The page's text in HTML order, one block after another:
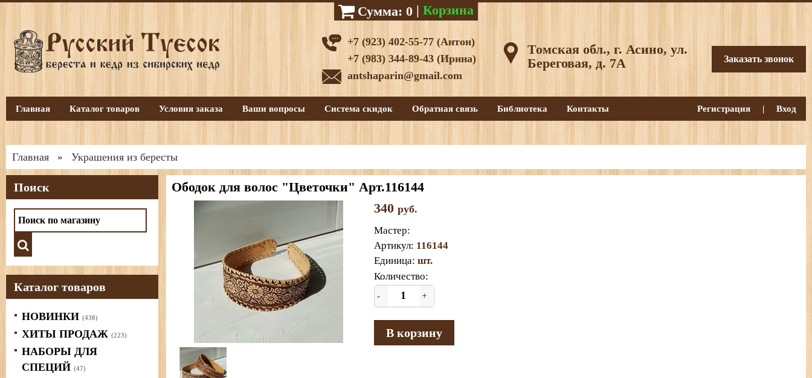
Сумма: 0 | Корзина
Главная Каталог товаров Условия заказа Ваши вопросы Система скидок Обратная связь Библиотека Контакты Регистрация | Вход
+7 (923) 402-55-77 (Антон)
+7 (983) 344-89-43 (Ирина)
antshaparin@gmail.com
Томская обл., г. Асино, ул.
Береговая, д. 7А
Заказать звонок
Главная » Украшения из бересты
Ободок для волос "Цветочки" Арт.116144
340 руб.
Мастер:
Артикул: 116144
Единица: шт.
Количество:
- +
В корзину
Поиск
Каталог товаров
НОВИНКИ (430)
ХИТЫ ПРОДАЖ (223)
НАБОРЫ ДЛЯ
СПЕЦИЙ (47)